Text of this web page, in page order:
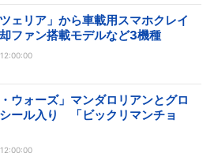
ツェリア」から車載用スマホクレイ
ファン搭載モデルなど3機種
・ウォーズ」マンダロリアンとグロ
ール入り 「ビックリマンチョ